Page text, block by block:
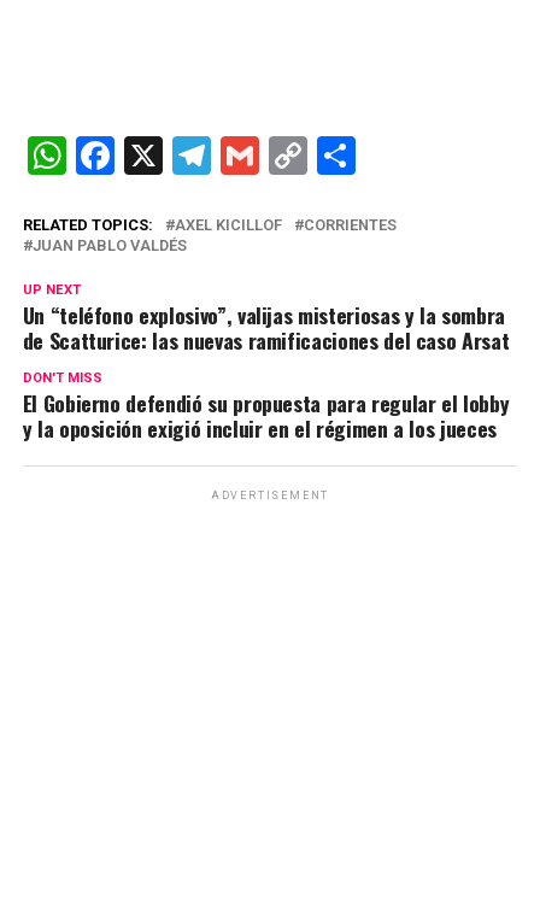
W
at
A
p
p
F
ce
o
o
k
X T
e
a
m
G
ail
C
py
n
k
C
m
ar
tir
RELATED TOPICS: AXEL KICILLOF
CORRIENTES
JUAN PABLO VALDÉS
UP NEXT
Un “teléfono explosivo”, valijas misteriosas y la sombra
de Scatturice: las nuevas ramificaciones del caso Arsat
DON'T MISS
El Gobierno defendió su propuesta para regular el lobby
y la oposición exigió incluir en el régimen a los jueces
ADVERTISEMENT